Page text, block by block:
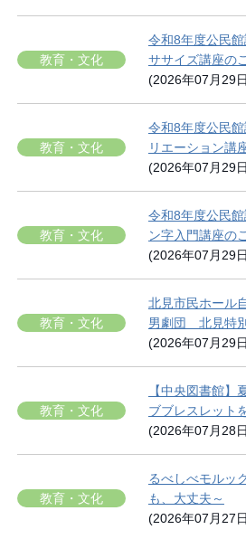
教育・文化
令和8年度公民
ササイズ講座の
(2026年07月29
教育・文化
令和8年度公民
リエーション講
(2026年07月29
教育・文化
令和8年度公民
ン字入門講座の
(2026年07月29
教育・文化
北見市民ホール
男劇団 北見特
(2026年07月29
教育・文化
【中央図書館】
ブブレスレット
(2026年07月28
教育・文化
るべしべモルッ
も、大丈夫～
(2026年07月27